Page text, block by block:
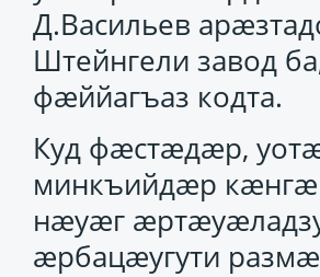
Д.Васильев
Штейнгели завод
фӕййагъаз кодта.
Куд фӕстӕдӕр,
минкъийдӕр кӕнгӕ
нӕуӕг
ӕрбацӕугути